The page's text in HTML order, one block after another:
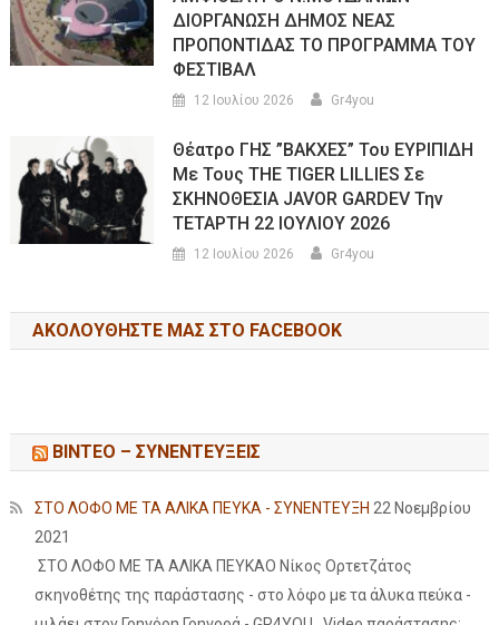
ΔΙΟΡΓΑΝΩΣΗ ΔΗΜΟΣ ΝΕΑΣ
ΠΡΟΠΟΝΤΙΔΑΣ ΤΟ ΠΡΟΓΡΑΜΜΑ ΤΟΥ
ΦΕΣΤΙΒΑΛ
12 Ιουλίου 2026 Gr4you
Θέατρο ΓΗΣ ”ΒΑΚΧΕΣ” Του ΕΥΡΙΠΙΔΗ
Με Τους THE TIGER LILLIES Σε
ΣΚΗΝΟΘΕΣΙΑ JAVOR GARDEV Την
ΤΕΤΑΡΤΗ 22 ΙΟΥΛΙΟΥ 2026
12 Ιουλίου 2026 Gr4you
ΑΚΟΛΟΥΘΉΣΤΕ ΜΑΣ ΣΤΟ FACEBOOK
ΒΙΝΤΕΟ – ΣΥΝΕΝΤΕΥΞΕΙΣ
ΣΤΟ ΛΟΦΟ ΜΕ ΤΑ ΑΛΙΚΑ ΠΕΥΚΑ - ΣΥΝΕΝΤΕΥΞΗ 22 Νοεμβρίου
2021
ΣΤΟ ΛΟΦΟ ΜΕ ΤΑ ΑΛΙΚΑ ΠΕΥΚΑΟ Νίκος Ορτετζάτος
σκηνοθέτης της παράστασης - στο λόφο με τα άλυκα πεύκα -